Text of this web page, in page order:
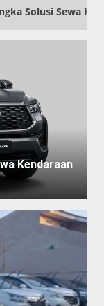
Solusi Sewa
Kendaraan